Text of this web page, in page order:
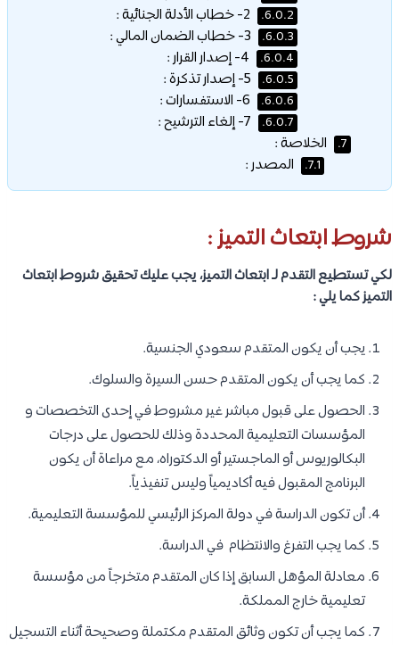
6.0.2.
6.0.3.
6.0.4.
6.0.5.
6.0.6.
6.0.7.
7. الخلاصة :
7.1. المصدر :
شروط ابتعاث التميز :
لكي تستطيع التقدم لـ ابتعاث التميز، يجب عليك تحقيق شروط ابتعاث
التميز كما يلي :
يجب أن يكون المتقدم سعودي الجنسية.
كما يجب أن يكون المتقدم حسن السيرة والسلوك.
الحصول على قبول مباشر غير مشروط في إحدى التخصصات و
المؤسسات التعليمية المحددة وذلك للحصول على درجات
البكالوريوس أو الماجستير أو الدكتوراه، مع مراعاة أن يكون
البرنامج المقبول فيه أكاديمياً وليس تنفيذياً.
أن تكون الدراسة في دولة المركز الرئيسي للمؤسسة التعليمية.
كما يجب التفرغ والانتظام في الدراسة.
معادلة المؤهل السابق إذا كان المتقدم متخرجاً من مؤسسة
تعليمية خارج المملكة.
كما يجب أن تكون وثائق المتقدم مكتملة وصحيحة أثناء التسجيل